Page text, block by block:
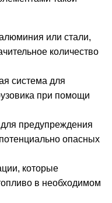
или стали,
количество
система для
при помощи
предупреждения
опасных
которые
в необходимом